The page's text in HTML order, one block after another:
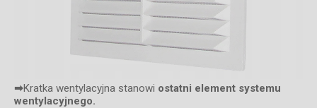
➡Kratka wentylacyjna stanowi ostatni element systemu
wentylacyjnego.